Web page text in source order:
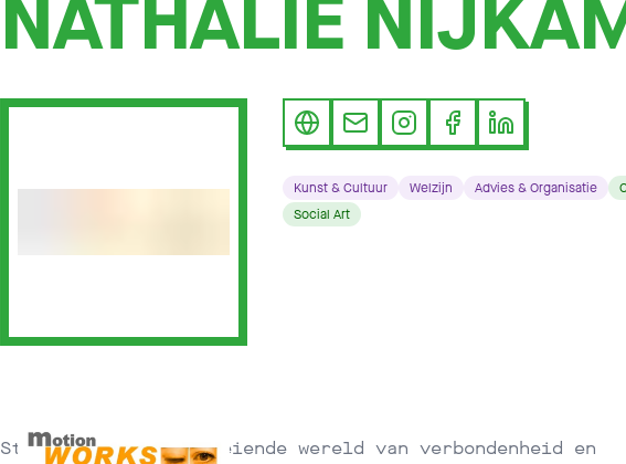
NATHALIE
Kunst & Cultuur Welzijn Advies & Organisatie
Social Art
Streven naar een bloeiende wereld van verbondenheid en